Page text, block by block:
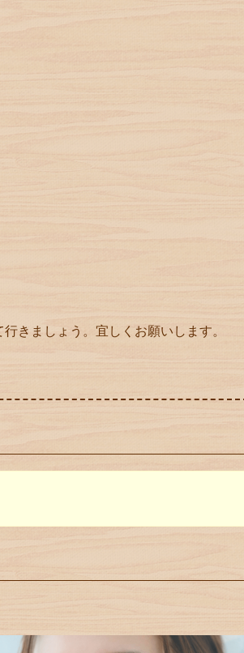
きましょう。宜しくお願いします。